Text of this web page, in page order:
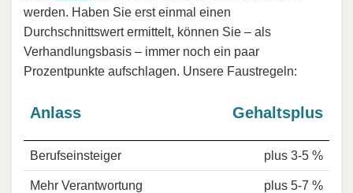
werden. Haben Sie erst einmal einen
Durchschnittswert ermittelt, können Sie – als
Verhandlungsbasis – immer noch ein paar
Prozentpunkte aufschlagen. Unsere Faustregeln:
Anlass Gehaltsplus
Berufseinsteiger plus 3-5 %
Mehr Verantwortung plus 5-7 %